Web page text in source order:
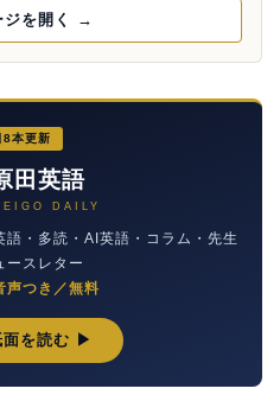
ジを開く →
8本更新
田英語
EIGO DAILY
語・多読・AI英語・コラム・先生
ースレター
声つき／無料
面を読む ▶